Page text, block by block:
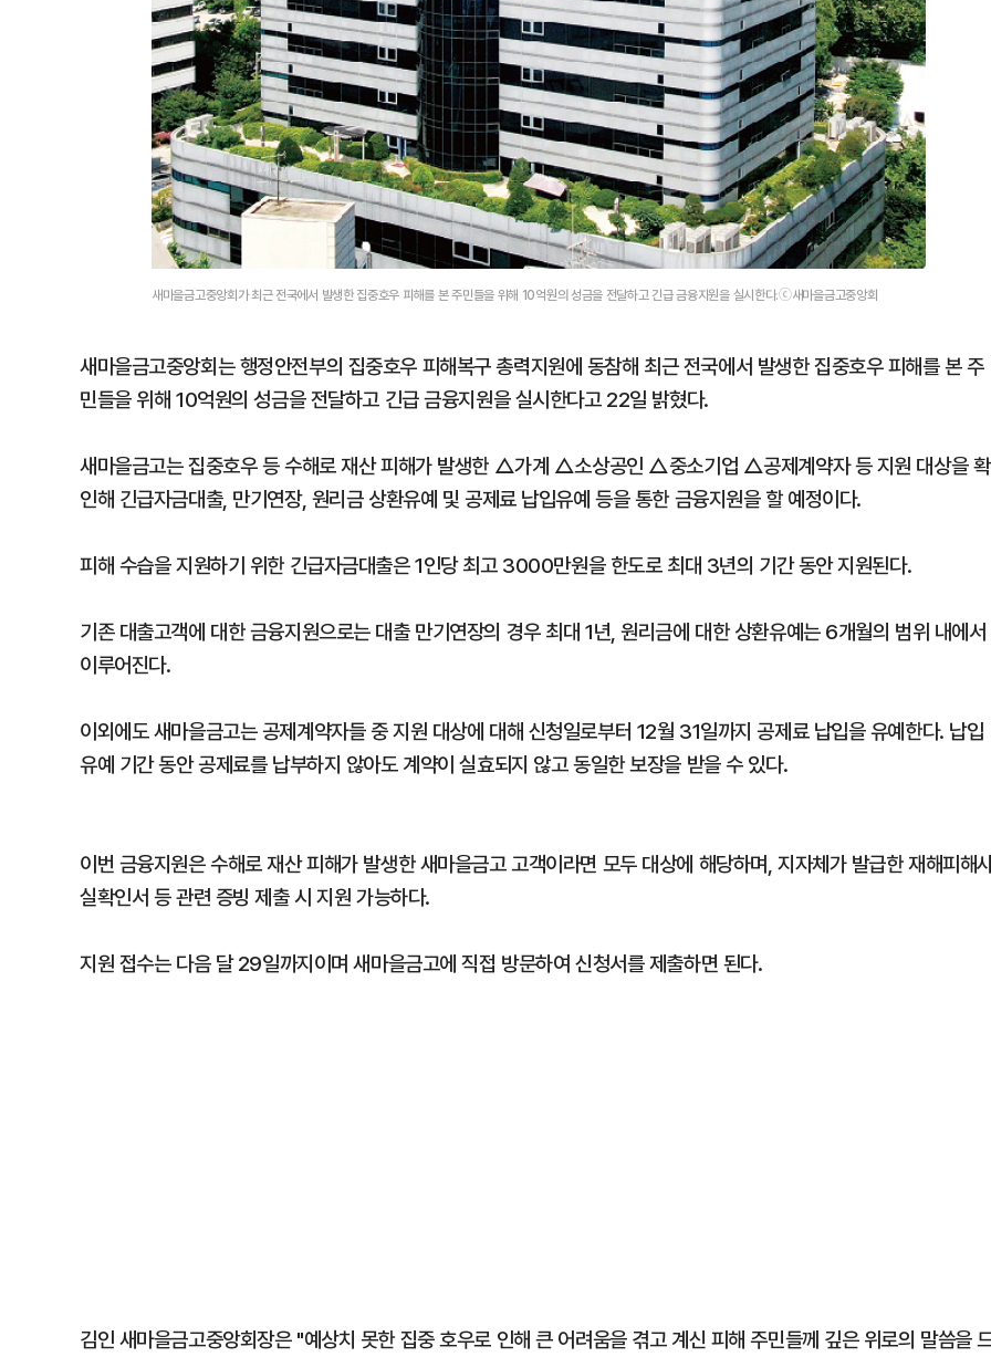
새마을금고중앙회가 최근 전국에서 발생한 집중호우 피해를 본 주민들을 위해 10억원의 성금을 전달하고 긴급 금융지원을 실시한다.ⓒ새마을금고중앙회
새마을금고중앙회는 행정안전부의 집중호우 피해복구 총력지원에 동참해 최근 전국에서 발생한 집중호우 피해를 본 주
민들을 위해 10억원의 성금을 전달하고 긴급 금융지원을 실시한다고 22일 밝혔다.
새마을금고는 집중호우 등 수해로 재산 피해가 발생한 △가계 △소상공인 △중소기업 △공제계약자 등 지원 대상을 확
인해 긴급자금대출, 만기연장, 원리금 상환유예 및 공제료 납입유예 등을 통한 금융지원을 할 예정이다.
피해 수습을 지원하기 위한 긴급자금대출은 1인당 최고 3000만원을 한도로 최대 3년의 기간 동안 지원된다.
기존 대출고객에 대한 금융지원으로는 대출 만기연장의 경우 최대 1년, 원리금에 대한 상환유예는 6개월의 범위 내에서
이루어진다.
이외에도 새마을금고는 공제계약자들 중 지원 대상에 대해 신청일로부터 12월 31일까지 공제료 납입을 유예한다. 납입
유예 기간 동안 공제료를 납부하지 않아도 계약이 실효되지 않고 동일한 보장을 받을 수 있다.
이번 금융지원은 수해로 재산 피해가 발생한 새마을금고 고객이라면 모두 대상에 해당하며, 지자체가 발급한 재해피해
실확인서 등 관련 증빙 제출 시 지원 가능하다.
지원 접수는 다음 달 29일까지이며 새마을금고에 직접 방문하여 신청서를 제출하면 된다.
김인 새마을금고중앙회장은 "예상치 못한 집중 호우로 인해 큰 어려움을 겪고 계신 피해 주민들께 깊은 위로의 말씀을